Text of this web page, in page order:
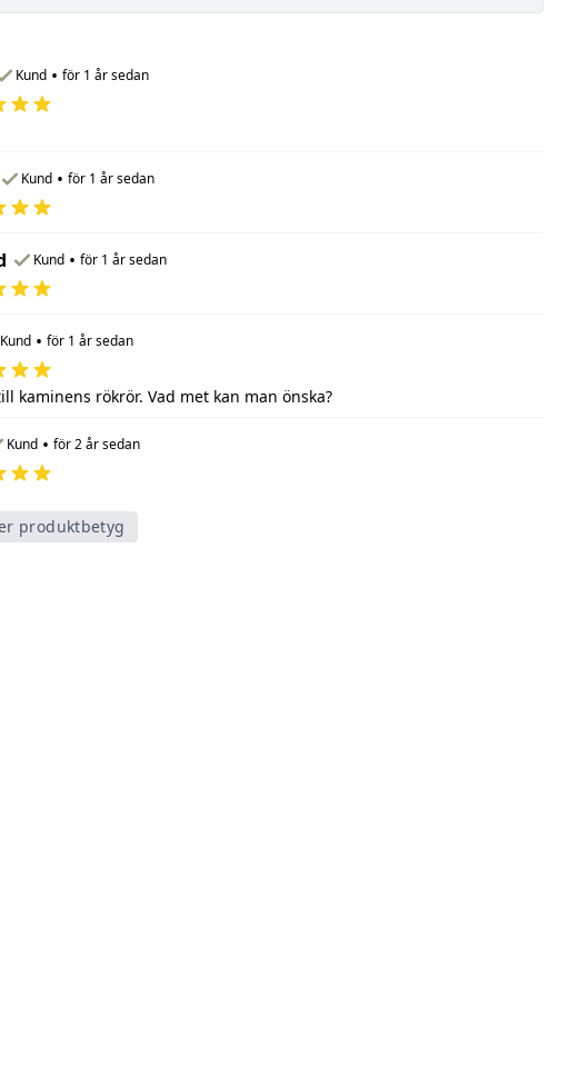
Kund • för 1 år sedan
Kund • för 1 år sedan
Kund • för 1 år sedan
Kund • för 1 år sedan
kaminens rökrör. Vad met kan man önska?
Kund • för 2 år sedan
produktbetyg